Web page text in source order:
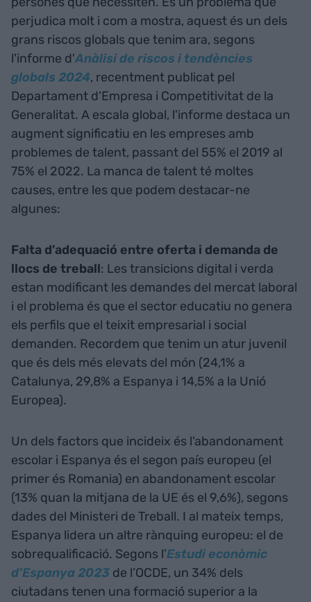
perjudica molt i com a mostra, aquest és un dels
grans riscos globals que tenim ara, segons
l'informe d'Anàlisi de riscos i tendències
globals 2024, recentment publicat pel
Departament d'Empresa i Competitivitat de la
Generalitat. A escala global, l'informe destaca un
augment significatiu en les empreses amb
problemes de talent, passant del 55% el 2019 al
75% el 2022. La manca de talent té moltes
causes, entre les que podem destacar-ne
algunes:
Falta d’adequació entre oferta i demanda de
llocs de treball: Les transicions digital i verda
estan modificant les demandes del mercat laboral
i el problema és que el sector educatiu no genera
els perfils que el teixit empresarial i social
demanden. Recordem que tenim un atur juvenil
que és dels més elevats del món (24,1% a
Catalunya, 29,8% a Espanya i 14,5% a la Unió
Europea).
Un dels factors que incideix és l’abandonament
escolar i Espanya és el segon país europeu (el
primer és Romania) en abandonament escolar
(13% quan la mitjana de la UE és el 9,6%), segons
dades del Ministeri de Treball. I al mateix temps,
Espanya lidera un altre rànquing europeu: el de
sobrequalificació. Segons l’Estudi econòmic
d’Espanya 2023 de l’OCDE, un 34% dels
ciutadans tenen una formació superior a la